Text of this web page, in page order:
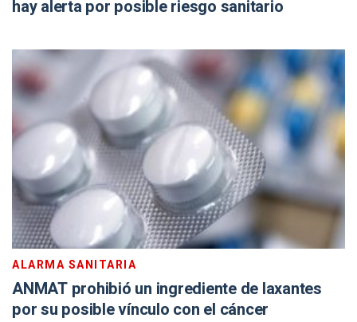
hay alerta por posible riesgo sanitario
ALARMA SANITARIA
ANMAT prohibió un ingrediente de laxantes
por su posible vínculo con el cáncer